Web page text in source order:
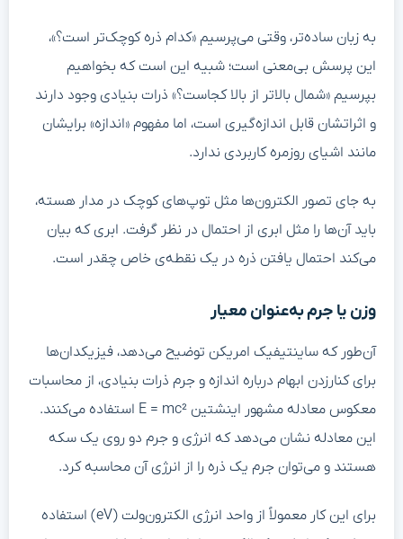
به زبان ساده‌تر، وقتی می‌پرسیم «کدام ذره کوچک‌تر است؟»،
این پرسش بی‌معنی است؛ شبیه این است که بخواهیم
بپرسیم «شمال بالاتر از بالا کجاست؟» ذرات بنیادی وجود دارند
و اثراتشان قابل اندازه‌گیری است، اما مفهوم «اندازه» برایشان
مانند اشیای روزمره کاربردی ندارد.
به جای تصور الکترون‌ها مثل توپ‌های کوچک در مدار هسته،
باید آن‌ها را مثل ابری از احتمال در نظر گرفت. ابری که بیان
می‌کند احتمال یافتن ذره در یک نقطه‌ی خاص چقدر است.
وزن یا جرم به‌عنوان معیار
آن‌طور که ساینتیفیک امریکن توضیح می‌دهد، فیزیکدان‌ها
برای کنارزدن ابهام درباره اندازه و جرم ذرات بنیادی، از محاسبات
معکوس معادله مشهور اینشتین E = mc² استفاده می‌کنند.
این معادله نشان می‌دهد که انرژی و جرم دو روی یک سکه
هستند و می‌توان جرم یک ذره را از انرژی آن محاسبه کرد.
برای این کار معمولاً از واحد انرژی الکترون‌ولت (eV) استفاده